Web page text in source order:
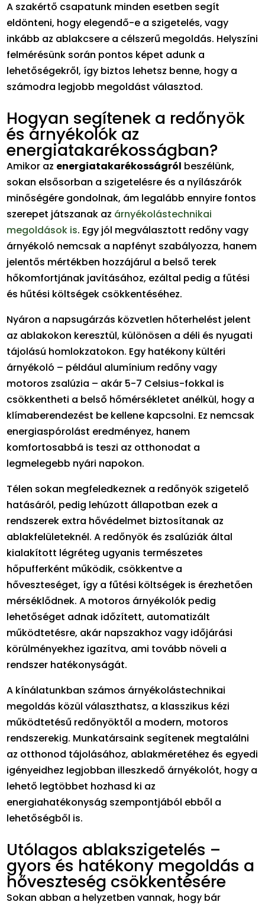
A szakértő csapatunk minden esetben segít
eldönteni, hogy elegendő-e a szigetelés, vagy
inkább az ablakcsere a célszerű megoldás. Helyszíni
felmérésünk során pontos képet adunk a
lehetőségekről, így biztos lehetsz benne, hogy a
számodra legjobb megoldást választod.
Hogyan segítenek a redőnyök
és árnyékolók az
energiatakarékosságban?
Amikor az energiatakarékosságról beszélünk,
sokan elsősorban a szigetelésre és a nyílászárók
minőségére gondolnak, ám legalább ennyire fontos
szerepet játszanak az árnyékolástechnikai
megoldások is. Egy jól megválasztott redőny vagy
árnyékoló nemcsak a napfényt szabályozza, hanem
jelentős mértékben hozzájárul a belső terek
hőkomfortjának javításához, ezáltal pedig a fűtési
és hűtési költségek csökkentéséhez.
Nyáron a napsugárzás közvetlen hőterhelést jelent
az ablakokon keresztül, különösen a déli és nyugati
tájolású homlokzatokon. Egy hatékony kültéri
árnyékoló – például alumínium redőny vagy
motoros zsalúzia – akár 5-7 Celsius-fokkal is
csökkentheti a belső hőmérsékletet anélkül, hogy a
klímaberendezést be kellene kapcsolni. Ez nemcsak
energiaspórolást eredményez, hanem
komfortosabbá is teszi az otthonodat a
legmelegebb nyári napokon.
Télen sokan megfeledkeznek a redőnyök szigetelő
hatásáról, pedig lehúzott állapotban ezek a
rendszerek extra hővédelmet biztosítanak az
ablakfelületeknél. A redőnyök és zsalúziák által
kialakított légréteg ugyanis természetes
hőpufferként működik, csökkentve a
hőveszteséget, így a fűtési költségek is érezhetően
mérséklődnek. A motoros árnyékolók pedig
lehetőséget adnak időzített, automatizált
működtetésre, akár napszakhoz vagy időjárási
körülményekhez igazítva, ami tovább növeli a
rendszer hatékonyságát.
A kínálatunkban számos árnyékolástechnikai
megoldás közül választhatsz, a klasszikus kézi
működtetésű redőnyöktől a modern, motoros
rendszerekig. Munkatársaink segítenek megtalálni
az otthonod tájolásához, ablakméretéhez és egyedi
igényeidhez legjobban illeszkedő árnyékolót, hogy a
lehető legtöbbet hozhasd ki az
energiahatékonyság szempontjából ebből a
lehetőségből is.
Utólagos ablakszigetelés –
gyors és hatékony megoldás a
hőveszteség csökkentésére
Sokan abban a helyzetben vannak, hogy bár